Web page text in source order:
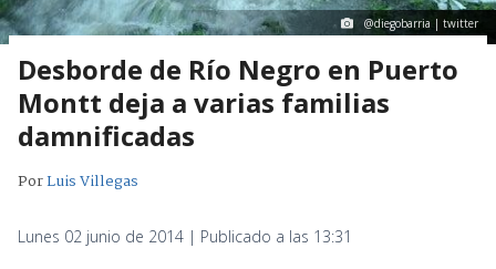
@diegobarria | twitter
Desborde de Río Negro en Puerto
Montt deja a varias familias
damnificadas
PorLuis Villegas
Lunes 02 junio de 2014 | Publicado a las 13:31